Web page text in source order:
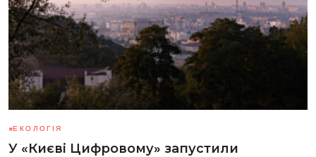
ЕКОЛОГІЯ
У «Києві Цифровому» запустили